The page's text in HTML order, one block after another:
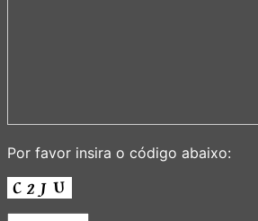
Por favor insira o código abaixo: